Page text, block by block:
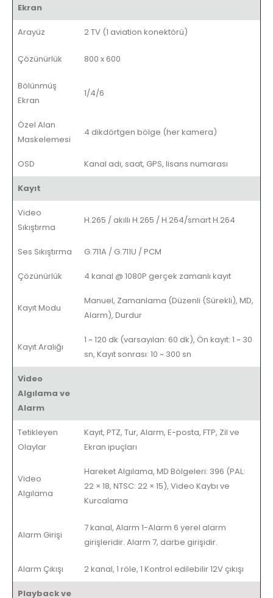
Ekran
Arayüz 2 TV (1 aviation konektörü)
Çözünürlük 800 x 600
Bölünmüş
Ekran
1/4/6
Özel Alan
Maskelemesi
4 dikdörtgen bölge (her kamera)
OSD Kanal adı, saat, GPS, lisans numarası
Kayıt
Video
Sıkıştırma
H.265 / akıllı H.265 / H.264/smart H.264
Ses Sıkıştırma G.711A / G.711U / PCM
Çözünürlük 4 kanal @ 1080P gerçek zamanlı kayıt
Kayıt Modu
Manuel, Zamanlama (Düzenli (Sürekli), MD,
Alarm), Durdur
Kayıt Aralığı
1 ~ 120 dk (varsayılan: 60 dk), Ön kayıt: 1 ~ 30
sn, Kayıt sonrası: 10 ~ 300 sn
Video
Algılama ve
Alarm
Tetikleyen
Olaylar
Kayıt, PTZ, Tur, Alarm, E-posta, FTP, Zil ve
Ekran ipuçları
Video
Algılama
Hareket Algılama, MD Bölgeleri: 396 (PAL:
22 × 18, NTSC: 22 × 15), Video Kaybı ve
Kurcalama
Alarm Girişi
7 kanal, Alarm 1-Alarm 6 yerel alarm
girişleridir. Alarm 7, darbe girişidir.
Alarm Çıkışı 2 kanal, 1 röle, 1 Kontrol edilebilir 12V çıkışı
Playback ve